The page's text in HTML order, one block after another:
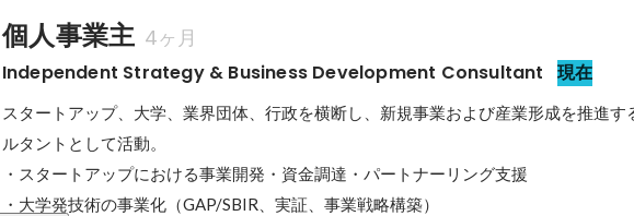
個人事業主 4ヶ月
Independent Strategy & Business Development Consultant 現在
スタートアップ、大学、業界団体、行政を横断し、新規事業および産業形成を推進す
ルタントとして活動。
・スタートアップにおける事業開発・資金調達・パートナーリング支援
・大学発技術の事業化（GAP/SBIR、実証、事業戦略構築）